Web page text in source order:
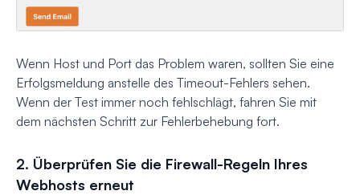
Wenn Host und Port das Problem waren, sollten Sie eine
Erfolgsmeldung anstelle des Timeout-Fehlers sehen.
Wenn der Test immer noch fehlschlägt, fahren Sie mit
dem nächsten Schritt zur Fehlerbehebung fort.
2. Überprüfen Sie die Firewall-Regeln Ihres
Webhosts erneut